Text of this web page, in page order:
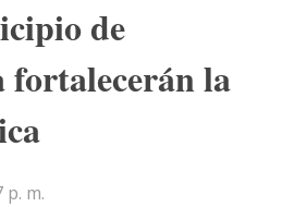
de
fortalecerán la
p. m.